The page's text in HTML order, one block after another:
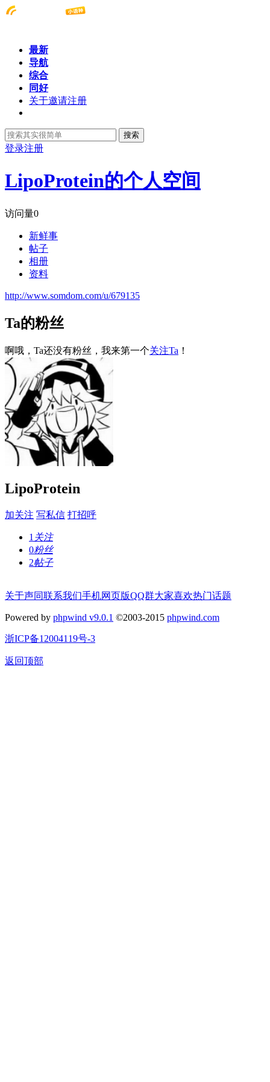
最新
导航
综合
同好
关于邀请注册
搜索
登录注册
LipoProtein的个人空间
访问量0
新鲜事
帖子
相册
资料
http://www.somdom.com/u/679135
Ta的粉丝
啊哦，Ta还没有粉丝，我来第一个关注Ta ！
LipoProtein
加关注 写私信 打招呼
1 关注
0粉丝
2帖子
关于声同联系我们手机网页版QQ群大家喜欢热门话题
Powered by phpwind v9.0.1 ©2003-2015 phpwind.com
浙ICP备12004119号-3
返回顶部